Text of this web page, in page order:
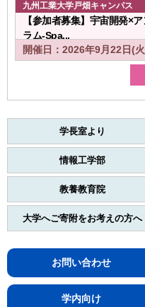
九州工業大学戸畑キャンパス
【参加者募集】宇宙開発×
ラム-Spa...
開催日：2026年9月22日(
学長室より
情報工学部
教養教育院
大学へご寄附をお考えの方へ
お問い合わせ
学内向け